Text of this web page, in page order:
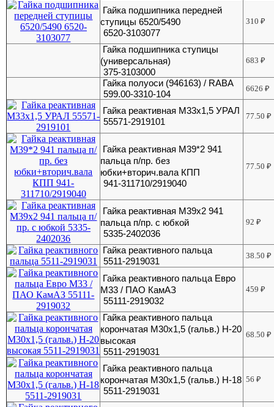
Гайка подшипника передней
ступицы 6520/5490
6520-3103077
310₽
Гайка подшипника ступицы
(универсальная)
375-3103000
683₽
Гайка полуоси (946163) / RABA
599.00-3310-104
6626₽
Гайка реактивная М33х1,5 УРАЛ
55571-2919101
77.50₽
Гайка реактивная М39*2 941
пальца п/пр. без
юбки+вторич.вала КПП
941-311710/2919040
77.50₽
Гайка реактивная М39х2 941
пальца п/пр. с юбкой
5335-2402036
92₽
Гайка реактивного пальца
5511-2919031
38.50₽
Гайка реактивного пальца Евро
М33 / ПАО КамАЗ
55111-2919032
459₽
Гайка реактивного пальца
корончатая М30х1,5 (гальв.) H-20
высокая
5511-2919031
68.50₽
Гайка реактивного пальца
корончатая М30х1,5 (гальв.) Н-18
5511-2919031
56₽